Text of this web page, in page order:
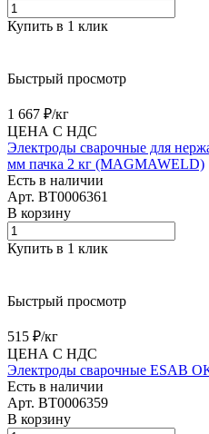
Купить в 1 клик
Быстрый просмотр
1 667 ₽/кг
ЦЕНА С НДС
Электроды сварочные для
мм пачка 2 кг (MAGMAWELD)
Есть в наличии
Арт. BT0006361
В корзину
Купить в 1 клик
Быстрый просмотр
515 ₽/кг
ЦЕНА С НДС
Электроды сварочные ESAB
Есть в наличии
Арт. BT0006359
В корзину